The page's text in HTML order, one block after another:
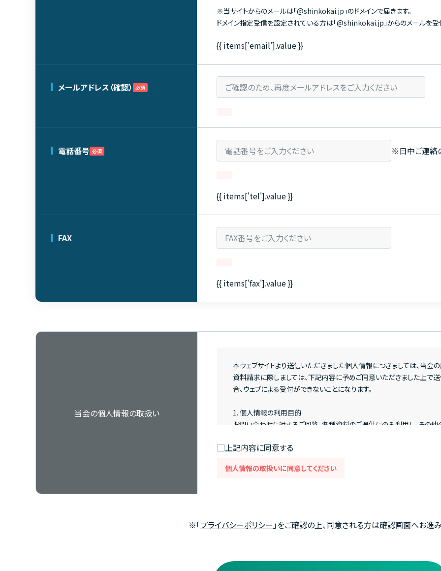
※当サイトからのメールは｢@shinkokai.jp｣のドメインで届きます。
ドメイン指定受信を設定されている方は｢@shinkokai.jp｣からのメールを受
{{ items['email'].value }}
メールアドレス（確認） 必須
電話番号 必須 ※日中ご連絡
{{ items['tel'].value }}
FAX
{{ items['fax'].value }}
当会の個人情報の取扱い
本ウェブサイトより送信いただきました個人情報につきましては、当会
資料請求に際しましては、下記内容に予めご同意いただきました上で
合、ウェブによる受付ができないことになります。
1. 個人情報の利用目的
お問い合わせに対するご回答、各種資料のご提供にのみ利用し、その
2. 個人情報の第三者提供
ご登録いただきました個人情報の開示・訂正・削除・利用の停止等の
なお、当会の個人情報保護方針をご覧になりたい方はTOPページより
上記内容に同意する
個人情報の取扱いに同意してください
※「プライバシーポリシー」をご確認の上、同意される方は確認画面へお進み